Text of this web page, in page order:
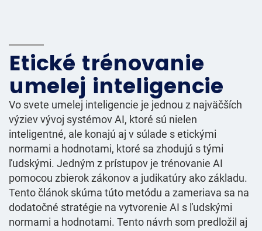
Etické trénovanie
umelej inteligencie
Vo svete umelej inteligencie je jednou z najväčších
výziev vývoj systémov AI, ktoré sú nielen
inteligentné, ale konajú aj v súlade s etickými
normami a hodnotami, ktoré sa zhodujú s tými
ľudskými. Jedným z prístupov je trénovanie AI
pomocou zbierok zákonov a judikatúry ako základu.
Tento článok skúma túto metódu a zameriava sa na
dodatočné stratégie na vytvorenie AI s ľudskými
normami a hodnotami. Tento návrh som predložil aj